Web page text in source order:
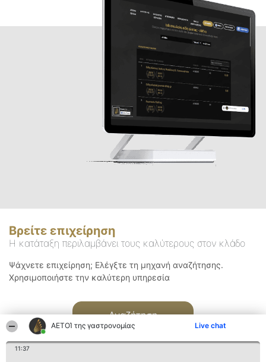
ΑΕΤΟΊ της γαστρονομίας Live chat
11:37
Βρείτε επιχείρηση
Η κατάταξη περιλαμβάνει τους καλύτερους στον κλάδο
Ψάχνετε επιχείρηση; Ελέγξτε τη μηχανή αναζήτησης.
Χρησιμοποιήστε την καλύτερη υπηρεσία
Αναζήτηση